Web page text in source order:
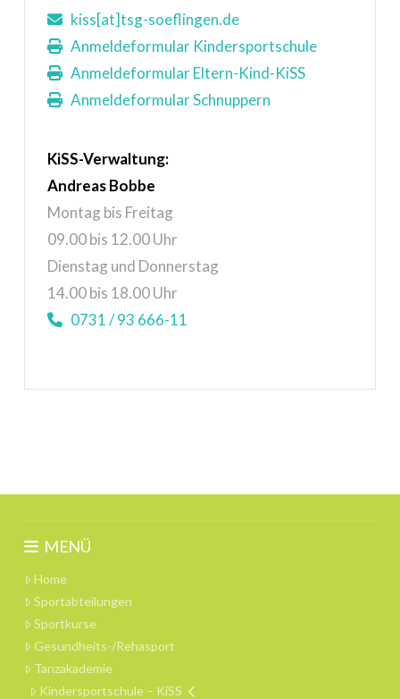
kiss[at]tsg-soeflingen.de
Anmeldeformular Kindersportschule
Anmeldeformular Eltern-Kind-KiSS
Anmeldeformular Schnuppern
KiSS-Verwaltung:
Andreas Bobbe
Montag bis Freitag
09.00 bis 12.00 Uhr
Dienstag und Donnerstag
14.00 bis 18.00 Uhr
0731 / 93 666-11
MENÜ
Home
Sportabteilungen
Sportkurse
Gesundheits-/Rehasport
Tanzakademie
Kindersportschule – KiSS